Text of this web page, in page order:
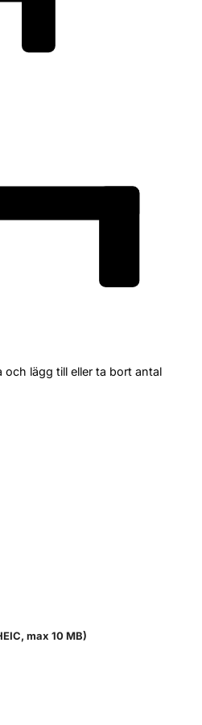
och lägg till eller ta bort antal
max 10 MB)